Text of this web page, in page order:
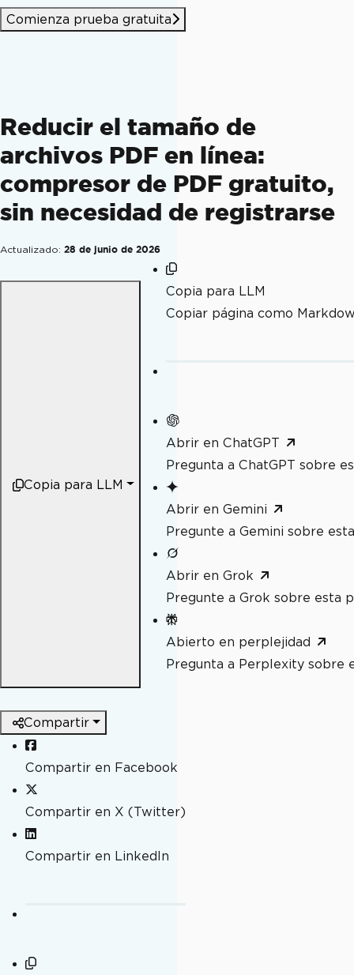
Comienza prueba gratuita
Reducir el tamaño de
archivos PDF en línea:
compresor de PDF gratuito,
sin necesidad de registrarse
Actualizado: 28 de junio de 2026
Copia para LLM
Copia para LLM
Copiar página como
Abrir en ChatGPT
Pregunta a ChatGPT sobre
Abrir en Gemini
Pregunte a Gemini sobre
Abrir en Grok
Pregunte a Grok sobre esta
Abierto en perplejidad
Pregunta a Perplexity sobre
Compartir
Compartir en Facebook
Compartir en X (Twitter)
Compartir en LinkedIn